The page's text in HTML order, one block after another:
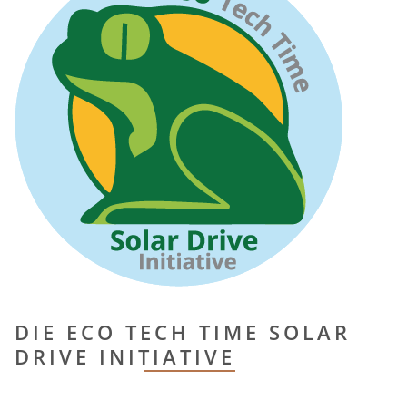
DIE ECO TECH TIME SOLAR
DRIVE INITIATIVE